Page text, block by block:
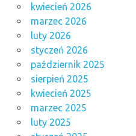
kwiecień 2026
marzec 2026
luty 2026
styczeń 2026
październik 2025
sierpień 2025
kwiecień 2025
marzec 2025
luty 2025